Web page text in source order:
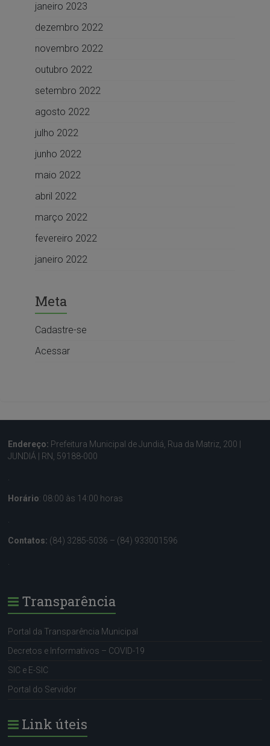
janeiro 2023
dezembro 2022
novembro 2022
outubro 2022
setembro 2022
agosto 2022
julho 2022
junho 2022
maio 2022
abril 2022
março 2022
fevereiro 2022
janeiro 2022
Meta
Cadastre-se
Acessar
Endereço: Prefeitura Municipal de Jundiá, Rua da Matriz, 200 |
JUNDIÁ | RN, 59188-000
.
Horário: 08:00 às 14:00 horas
.
Contatos: (84) 3285-5036 – (84) 933001596
.
Transparência
Portal da Transparência Municipal
Decretos e Informativos – COVID-19
SIC e E-SIC
Portal do Servidor
Link úteis